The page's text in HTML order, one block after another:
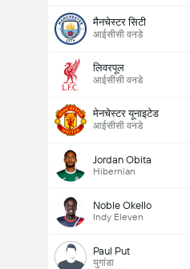
मैनचेस्टर सिटी
आईसीसी वनडे
लिवरपूल
आईसीसी वनडे
मेनचेस्टर यूनाइटेड
आईसीसी वनडे
Jordan Obita
Hibernian
Noble Okello
Indy Eleven
Paul Put
युगांडा